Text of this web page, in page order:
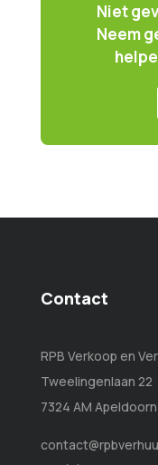
Niet
Neem
Contact
RPB Verkoop en
Tweelingenlaan 22
7324 AM Apeldoorn